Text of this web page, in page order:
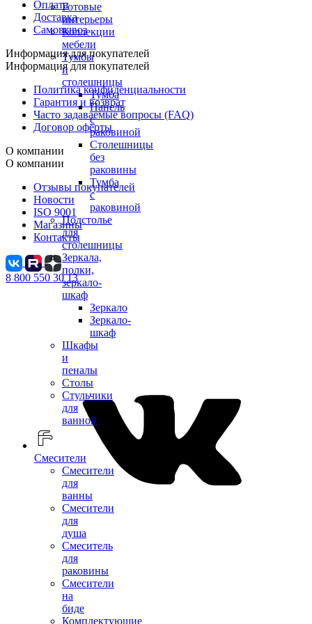
Готовые
интерьеры
Коллекции
мебели
Тумбы
и
столешницы
Тумба
Панель
с
раковиной
Столешницы
без
раковины
Тумба
с
раковиной
Подстолье
для
столешницы
Зеркала,
полки,
зеркало-
шкаф
Зеркало
Зеркало-
шкаф
Шкафы
и
пеналы
Столы
Стульчики
для
ванной
Смесители
Смесители
для
ванны
Смесители
для
душа
Смеситель
для
раковины
Смесители
на
биде
Комплектующие
Оплата
Доставка
Самовывоз
Информация для покупателей
Информация для покупателей
Политика конфиденциальности
Гарантия и возврат
Часто задаваемые вопросы (FAQ)
Договор оферты
О компании
О компании
Отзывы покупателей
Новости
ISO 9001
Магазины
Контакты
8 800 550 30 13